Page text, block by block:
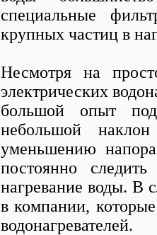
специальные
крупных частиц в
Несмотря на
электрических
большой опыт
небольшой
уменьшению
постоянно
нагревание воды. В
в компании,
водонагревателей.